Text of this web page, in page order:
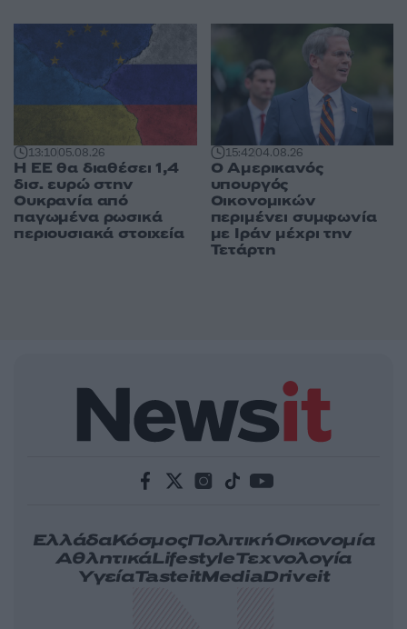
13:1005.08.26
Η ΕΕ θα διαθέσει 1,4
δισ. ευρώ στην
Ουκρανία από
παγωμένα ρωσικά
περιουσιακά στοιχεία
15:4204.08.26
Ο Αμερικανός
υπουργός
Οικονομικών
περιμένει συμφωνία
με Ιράν μέχρι την
Τετάρτη
ΕλλάδαΚόσμοςΠολιτικήΟικονομία
ΑθλητικάLifestyleΤεχνολογία
ΥγείαTasteitMediaDriveit